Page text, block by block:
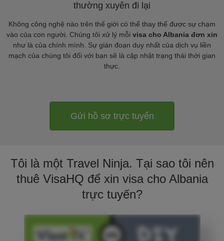
thường xuyên đi lại
Không công nghệ nào trên thế giới có thể thay thế được sự chạm
vào của con người. Chúng tôi xử lý mỗi visa cho Albania đơn xin
như là của chính mình. Sự gián đoạn duy nhất của dịch vụ liền
mạch của chúng tôi đối với bạn sẽ là cập nhật trạng thái thời gian
thực.
Gửi hồ sơ trực tuyến
Tôi là một Travel Ninja. Tại sao tôi nên
thuê VisaHQ để xin visa cho Albania
trực tuyến?